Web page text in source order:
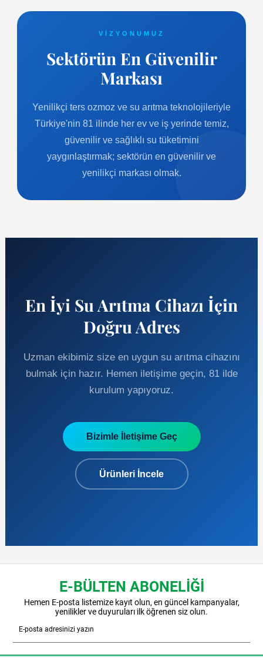
VIZYONUMUZ
Sektörün En Güvenilir
Markası
Yenilikçi ters ozmoz ve su arıtma teknolojileriyle
Türkiye'nin 81 ilinde her ev ve iş yerinde temiz,
güvenilir ve sağlıklı su tüketimini
yaygınlaştırmak; sektörün en güvenilir ve
yenilikçi markası olmak.
En İyi Su Arıtma Cihazı İçin
Doğru Adres
Uzman ekibimiz size en uygun su arıtma cihazını
bulmak için hazır. Hemen iletişime geçin, 81 ilde
kurulum yapıyoruz.
Bizimle İletişime Geç
Ürünleri İncele
E-BÜLTEN ABONELİĞİ
Hemen E-posta listemize kayıt olun, en güncel kampanyalar,
yenilikler ve duyuruları ilk öğrenen siz olun.